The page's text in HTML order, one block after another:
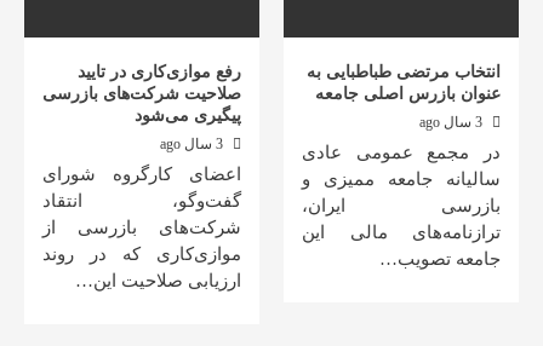
انتخاب مرتضی طباطبایی به
عنوان بازرس اصلی جامعه
در مجمع عمومی عادی
سالیانه جامعه ممیزی و
بازرسی ایران،
ترازنامه‌های مالی این
جامعه تصویب…
رفع موازی‌کاری در تایید
صلاحیت شرکت‌های بازرسی
پیگیری می‌شود
اعضای کارگروه شورای
گفت‌وگو، انتقاد
شرکت‌های بازرسی از
موازی‌کاری که در روند
ارزیابی صلاحیت این…